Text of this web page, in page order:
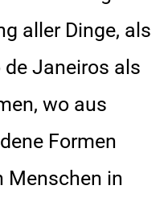
aller Dinge, als
de Janeiros als
wo aus
Formen
Menschen in